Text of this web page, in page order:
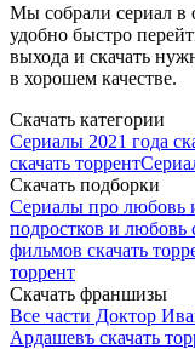
Мы собрали сериал в
удобно быстро
выхода и скачать
в хорошем качестве.
Скачать категории
Сериалы 2021 года
скачать торрент
Скачать подборки
Сериалы про любовь
подростков и любовь
фильмов скачать
торрент
Скачать франшизы
Все части Доктор
Ардашевъ скачать